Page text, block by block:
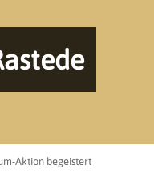
Aktion begeistert